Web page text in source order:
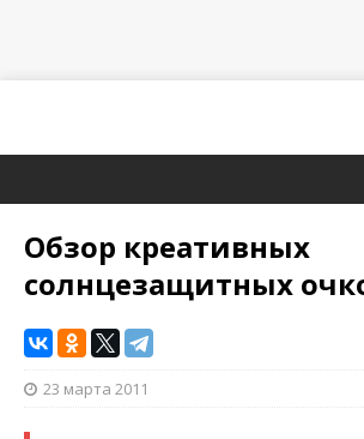
Обзор креативных
солнцезащитных
23 марта 2011